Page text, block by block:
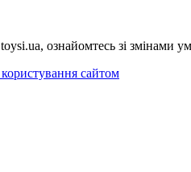
ознайомтесь зі змінами
сайтом